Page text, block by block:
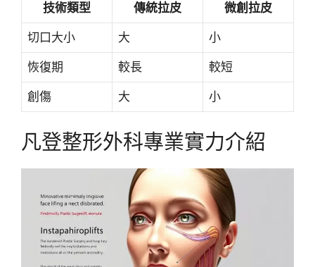
技術類型 傳統拉皮 微創拉皮
切口大小 大 小
恢復期 較長 較短
創傷 大 小
凡登整形外科專業實力介紹